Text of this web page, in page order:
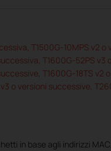
T1500G-10MPS v2 o
T1600G-52PS v3
T1600G-18TS v2
o versioni successive,
in base agli indirizzi